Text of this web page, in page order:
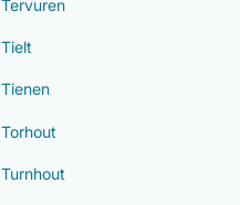
Tervuren
Tielt
Tienen
Torhout
Turnhout